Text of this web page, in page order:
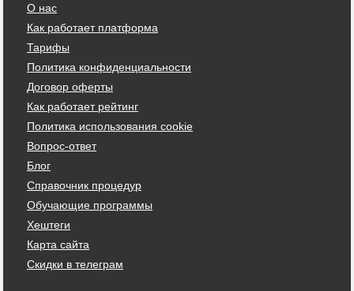
О нас
Как работает платформа
Тарифы
Политика конфиденциальности
Договор оферты
Как работает рейтинг
Политика использования cookie
Вопрос-ответ
Блог
Справочник процедур
Обучающие программы
Хештеги
Карта сайта
Скидки в телеграм